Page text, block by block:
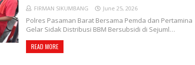
FIRMAN SIKUMBANG June 25, 2026
Polres Pasaman Barat Bersama Pemda dan Pertamina
Gelar Sidak Distribusi BBM Bersubsidi di Sejuml…
READ MORE